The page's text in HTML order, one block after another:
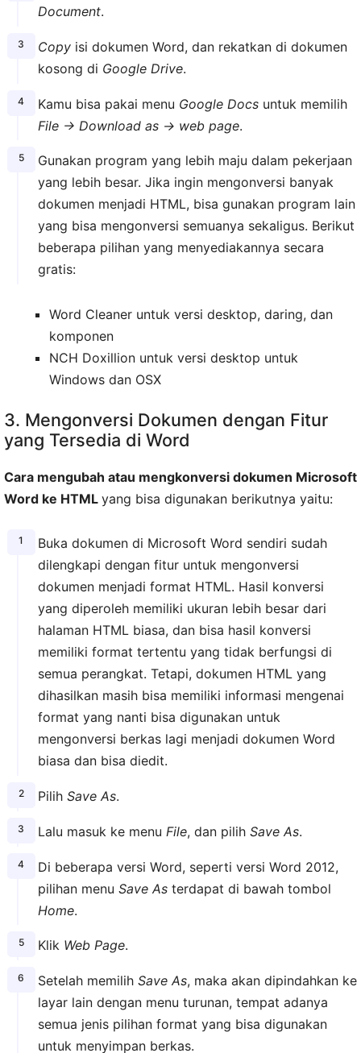
Document.
Copyisi dokumen Word, dan rekatkan di dokumen
kosong di Google Drive.
Kamu bisa pakai menu Google Docsuntuk memilih
File → Download as → web page.
Gunakan program yang lebih maju dalam pekerjaan
yang lebih besar. Jika ingin mengonversi banyak
dokumen menjadi HTML, bisa gunakan program lain
yang bisa mengonversi semuanya sekaligus. Berikut
beberapa pilihan yang menyediakannya secara
gratis:
Word Cleaner untuk versi desktop, daring, dan
komponen
NCH Doxillion untuk versi desktop untuk
Windows dan OSX
3. Mengonversi Dokumen dengan Fitur
yang Tersedia di Word
Cara mengubah atau mengkonversi dokumen Microsoft
Word ke HTML yang bisa digunakan berikutnya yaitu:
Buka dokumen di Microsoft Word sendiri sudah
dilengkapi dengan fitur untuk mengonversi
dokumen menjadi format HTML. Hasil konversi
yang diperoleh memiliki ukuran lebih besar dari
halaman HTML biasa, dan bisa hasil konversi
memiliki format tertentu yang tidak berfungsi di
semua perangkat. Tetapi, dokumen HTML yang
dihasilkan masih bisa memiliki informasi mengenai
format yang nanti bisa digunakan untuk
mengonversi berkas lagi menjadi dokumen Word
biasa dan bisa diedit.
Pilih Save As.
Lalu masuk ke menu File, dan pilih Save As.
Di beberapa versi Word, seperti versi Word 2012,
pilihan menu Save Asterdapat di bawah tombol
Home.
Klik Web Page.
Setelah memilih Save As, maka akan dipindahkan ke
layar lain dengan menu turunan, tempat adanya
semua jenis pilihan format yang bisa digunakan
untuk menyimpan berkas.